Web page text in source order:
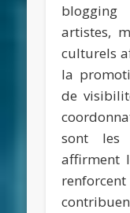
artistes,
culturels
la
de
sont les
affirment